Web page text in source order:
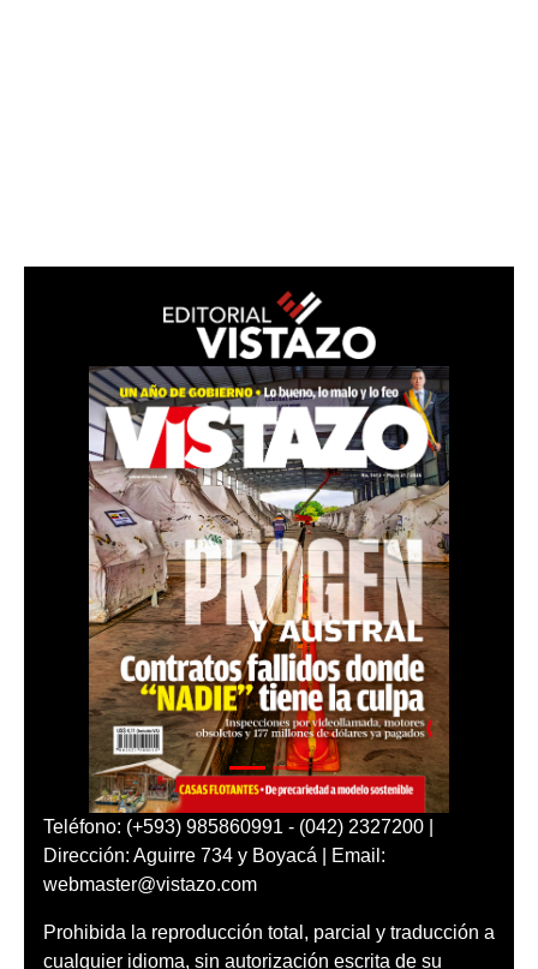
Teléfono: (+593) 985860991 - (042) 2327200 |
Dirección: Aguirre 734 y Boyacá | Email:
webmaster@vistazo.com
Prohibida la reproducción total, parcial y traducción a
cualquier idioma, sin autorización escrita de su